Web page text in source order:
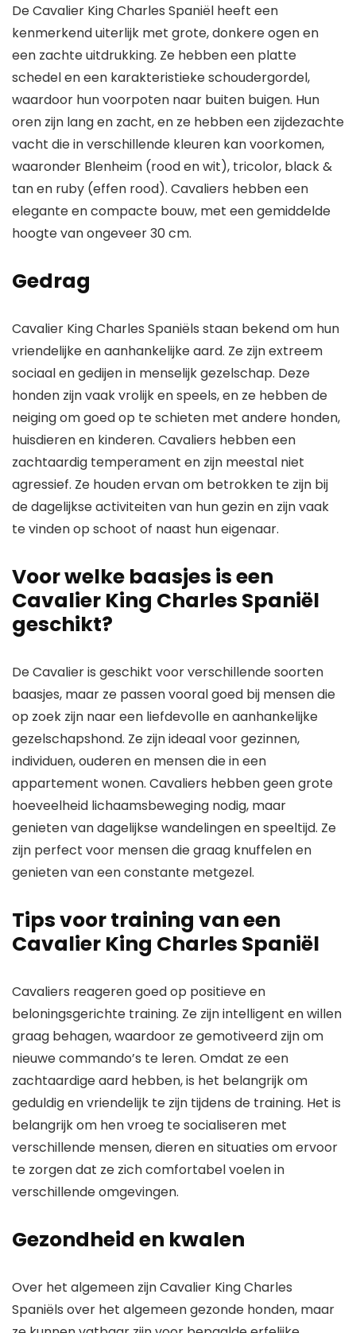
De Cavalier King Charles Spaniël heeft een
kenmerkend uiterlijk met grote, donkere ogen en
een zachte uitdrukking. Ze hebben een platte
schedel en een karakteristieke schoudergordel,
waardoor hun voorpoten naar buiten buigen. Hun
oren zijn lang en zacht, en ze hebben een zijdezachte
vacht die in verschillende kleuren kan voorkomen,
waaronder Blenheim (rood en wit), tricolor, black &
tan en ruby (effen rood). Cavaliers hebben een
elegante en compacte bouw, met een gemiddelde
hoogte van ongeveer 30 cm.
Gedrag
Cavalier King Charles Spaniëls staan bekend om hun
vriendelijke en aanhankelijke aard. Ze zijn extreem
sociaal en gedijen in menselijk gezelschap. Deze
honden zijn vaak vrolijk en speels, en ze hebben de
neiging om goed op te schieten met andere honden,
huisdieren en kinderen. Cavaliers hebben een
zachtaardig temperament en zijn meestal niet
agressief. Ze houden ervan om betrokken te zijn bij
de dagelijkse activiteiten van hun gezin en zijn vaak
te vinden op schoot of naast hun eigenaar.
Voor welke baasjes is een
Cavalier King Charles Spaniël
geschikt?
De Cavalier is geschikt voor verschillende soorten
baasjes, maar ze passen vooral goed bij mensen die
op zoek zijn naar een liefdevolle en aanhankelijke
gezelschapshond. Ze zijn ideaal voor gezinnen,
individuen, ouderen en mensen die in een
appartement wonen. Cavaliers hebben geen grote
hoeveelheid lichaamsbeweging nodig, maar
genieten van dagelijkse wandelingen en speeltijd. Ze
zijn perfect voor mensen die graag knuffelen en
genieten van een constante metgezel.
Tips voor training van een
Cavalier King Charles Spaniël
Cavaliers reageren goed op positieve en
beloningsgerichte training. Ze zijn intelligent en willen
graag behagen, waardoor ze gemotiveerd zijn om
nieuwe commando’s te leren. Omdat ze een
zachtaardige aard hebben, is het belangrijk om
geduldig en vriendelijk te zijn tijdens de training. Het is
belangrijk om hen vroeg te socialiseren met
verschillende mensen, dieren en situaties om ervoor
te zorgen dat ze zich comfortabel voelen in
verschillende omgevingen.
Gezondheid en kwalen
Over het algemeen zijn Cavalier King Charles
Spaniëls over het algemeen gezonde honden, maar